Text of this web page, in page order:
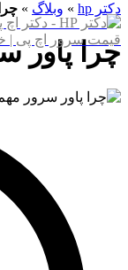
دکتر hp » وبلاگ »
چرا